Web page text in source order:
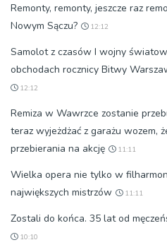
Remonty, remonty, jeszcze raz
Nowym Sączu?
12:12
Samolot z czasów I wojny
obchodach rocznicy Bitwy
12:12
Remiza w Wawrzce zostanie
teraz wyjeżdżać z garażu wozem,
przebierania na akcję
11:11
Wielka opera nie tylko w
największych mistrzów
11:11
Zostali do końca. 35 lat od
10:10